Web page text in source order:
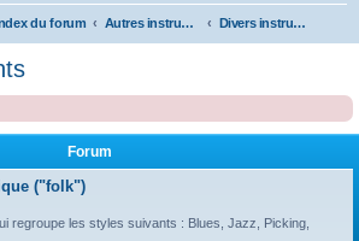
du forum Autres instruments à cordes pincées, ou styles Divers instruments
Forum
("folk")
regroupe les styles suivants : Blues, Jazz, Picking,